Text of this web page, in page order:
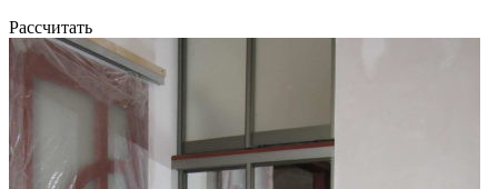
Рассчитать